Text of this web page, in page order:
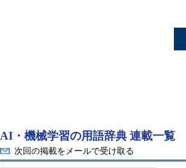
AI・機械学習の用語辞典 連載一覧
次回の掲載をメールで受け取る